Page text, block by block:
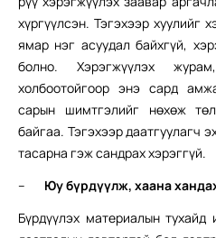
хүргүүлсэн. Тэгэхээр хуулийг
ямар нэг асуудал байхгүй,
болно. Хэрэгжүүлэх
холбоотойгоор энэ сард
сарын шимтгэлийг нөхөж
байгаа. Тэгэхээр даатгуулагч
тасарна гэж сандрах хэрэггүй.
– Юу бүрдүүлж, хаана
Бүрдүүлэх материалын